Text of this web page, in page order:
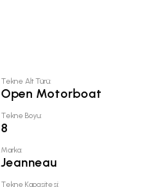
Tekne Alt Türü:
Open Motorboat
Tekne Boyu:
8
Marka:
Jeanneau
Tekne Kapasitesi: